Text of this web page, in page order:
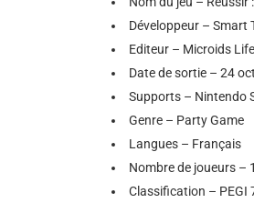
Développeur – Smart
Editeur – Microids Life
Date de sortie – 24
Supports – Nintendo
Genre – Party Game
Langues – Français
Nombre de joueurs –
Classification – PEGI